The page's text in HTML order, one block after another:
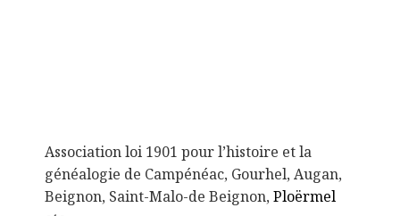
Association loi 1901 pour l’histoire et la
généalogie de Campénéac, Gourhel, Augan,
Beignon, Saint-Malo-de Beignon,Ploërmel